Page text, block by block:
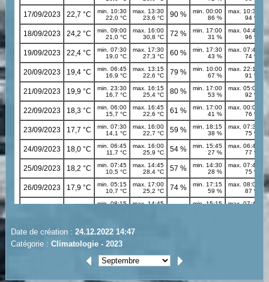
Date de création : 24.12.2022 14:47
Catégorie : Climatologie - 2023